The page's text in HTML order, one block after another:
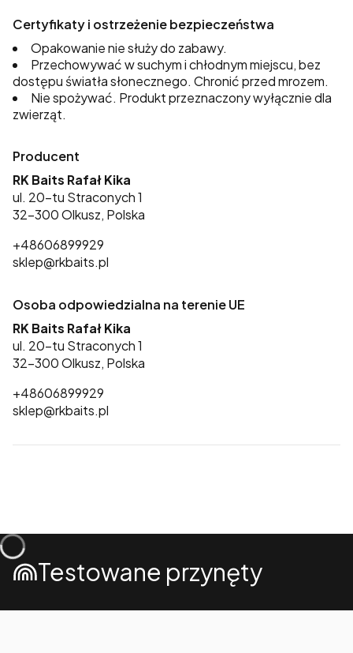
Certyfikaty i ostrzeżenie bezpieczeństwa
Opakowanie nie służy do zabawy.
Przechowywać w suchym i chłodnym miejscu, bez
dostępu światła słonecznego. Chronić przed mrozem.
Nie spożywać. Produkt przeznaczony wyłącznie dla
zwierząt.
Producent
RK Baits Rafał Kika
ul. 20-tu Straconych 1
32-300 Olkusz, Polska
+48606899929
sklep@rkbaits.pl
Osoba odpowiedzialna na terenie UE
RK Baits Rafał Kika
ul. 20-tu Straconych 1
32-300 Olkusz, Polska
+48606899929
sklep@rkbaits.pl
Testowane przynęty